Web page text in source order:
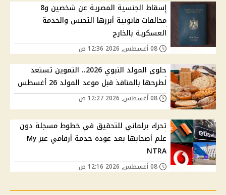
إسقاط الجنسية المصرية عن شخصين و8
مخالفات قانونية أبرزها التجنس والخدمة
العسكرية بالخارج
حلوى المولد النبوي 2026.. التموين تستعد
لطرحها بالمنافذ قبل موعد المولد 26 أغسطس
تحرك برلماني للتحقيق في خطوط مسجلة دون
علم أصحابها بعد عودة خدمة أرقامي عبر My
NTRA